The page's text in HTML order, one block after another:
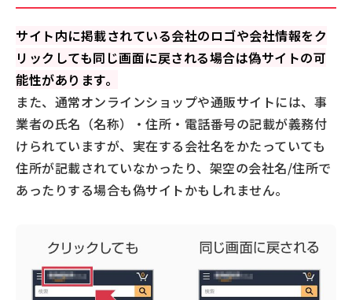
サイト内に掲載されている会社のロゴや会社情報をク
リックしても同じ画面に戻される場合は偽サイトの可
能性があります。
また、通常オンラインショップや通販サイトには、事
業者の氏名（名称）・住所・電話番号の記載が義務付
けられていますが、実在する会社名をかたっていても
住所が記載されていなかったり、架空の会社名/住所で
あったりする場合も偽サイトかもしれません。